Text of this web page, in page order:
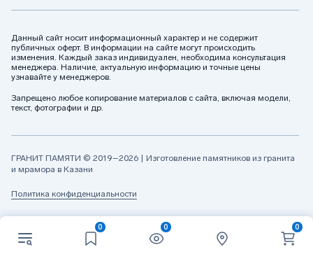
0 0 0
Данный сайт носит информационный характер и не содержит
публичных оферт. В информации на сайте могут происходить
изменения. Каждый заказ индивидуален, необходима консультация
менеджера. Наличие, актуальную информацию и точные цены
узнавайте у менеджеров.
Запрещено любое копирование материалов с сайта, включая модели,
текст, фотографии и др.
ГРАНИТ ПАМЯТИ © 2019–2026 | Изготовление памятников из гранита
и мрамора в Казани
Политика конфиденциальности